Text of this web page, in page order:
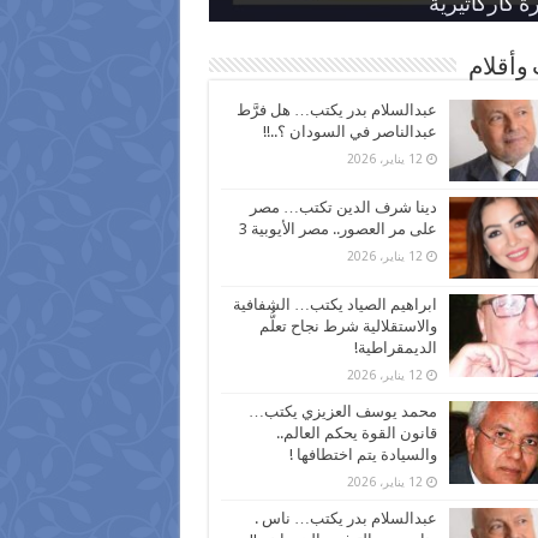
و أنواع الحشرات
بعد ارتفاع الأسعار
نسبة الطلاق في مصر
كاركاتيرية
كاركاتيرية
وأقلام
عبدالسلام بدر يكتب… هل فرَّط
عبدالناصر في السودان ؟..!!
12 يناير، 2026
دينا شرف الدين تكتب… مصر
على مر العصور.. مصر الأيوبية 3
12 يناير، 2026
ابراهيم الصياد يكتب… الشفافية
والاستقلالية شرط نجاح تعلُّم
الديمقراطية!
12 يناير، 2026
محمد يوسف العزيزي يكتب…
قانون القوة يحكم العالم..
والسيادة يتم اختطافها !
12 يناير، 2026
عبدالسلام بدر يكتب… ناس .